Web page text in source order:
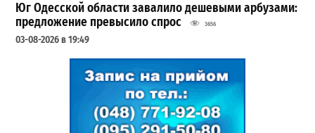
Юг Одесской области завалило дешевыми арбузами:
предложение превысило спрос
3656
03-08-2026 в 19:49